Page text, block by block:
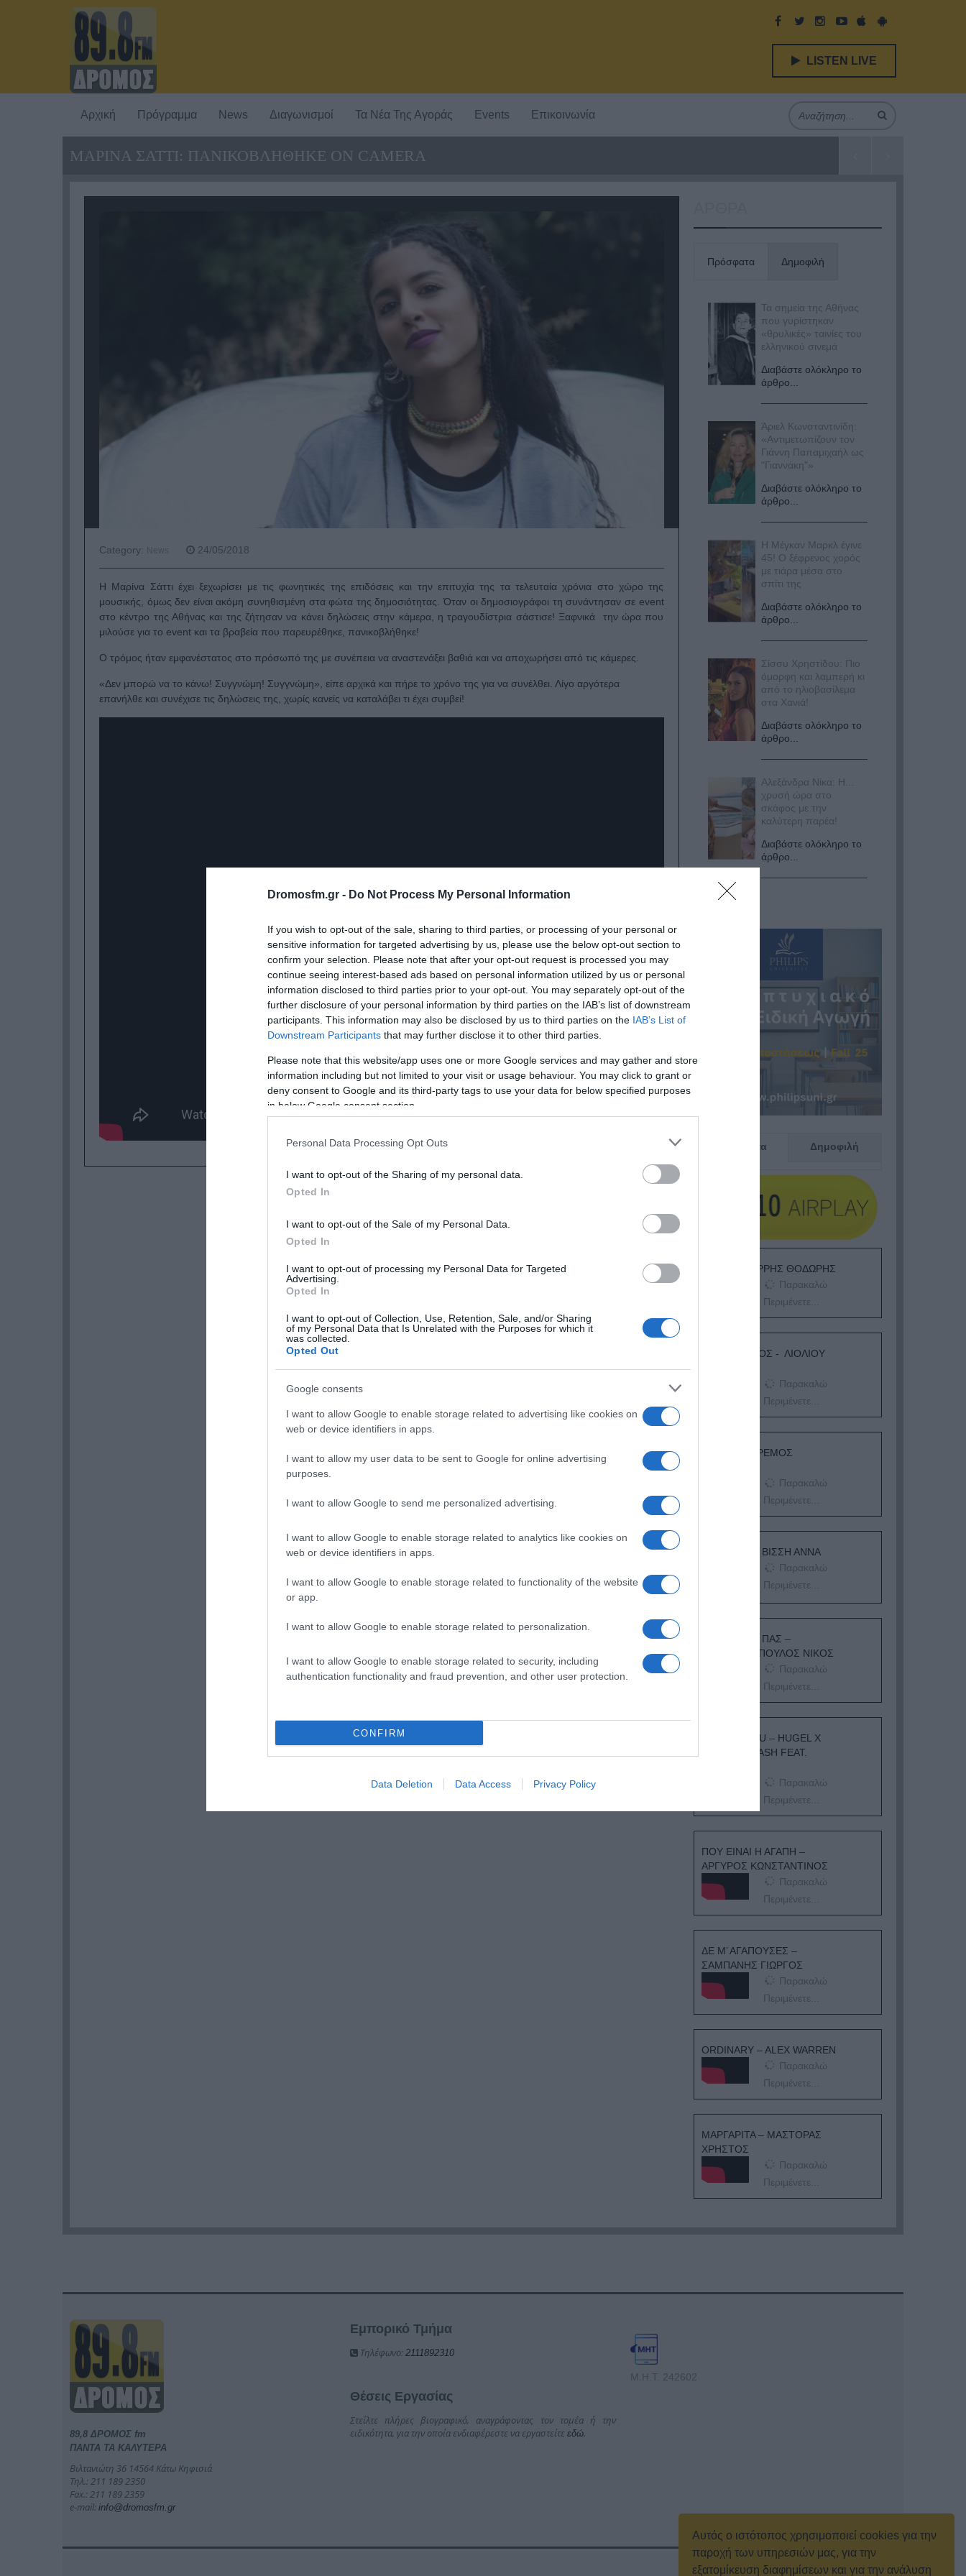
Αυτός ο ιστότοπος χρησιμοποιεί cookies για την
παροχή των υπηρεσιών μας, για την
εξατομίκευση διαφημίσεων και για την ανάλυση
Dromosfm.gr - Do Not Process My Personal Information
If you wish to opt-out of the sale, sharing to third parties, or processing of your personal or
sensitive information for targeted advertising by us, please use the below opt-out section to
confirm your selection. Please note that after your opt-out request is processed you may
continue seeing interest-based ads based on personal information utilized by us or personal
information disclosed to third parties prior to your opt-out. You may separately opt-out of the
further disclosure of your personal information by third parties on the IAB’s list of downstream
participants. This information may also be disclosed by us to third parties on the IAB’s List of
Downstream Participants that may further disclose it to other third parties.
Please note that this website/app uses one or more Google services and may gather and store
information including but not limited to your visit or usage behaviour. You may click to grant or
deny consent to Google and its third-party tags to use your data for below specified purposes
in below Google consent section.
Personal Data Processing Opt Outs
I want to opt-out of the Sharing of my personal data.
Opted In
I want to opt-out of the Sale of my Personal Data.
Opted In
I want to opt-out of processing my Personal Data for Targeted
Advertising.
Opted In
I want to opt-out of Collection, Use, Retention, Sale, and/or Sharing
of my Personal Data that Is Unrelated with the Purposes for which it
was collected.
Opted Out
Google consents
I want to allow Google to enable storage related to advertising like cookies on
web or device identifiers in apps.
I want to allow my user data to be sent to Google for online advertising
purposes.
I want to allow Google to send me personalized advertising.
I want to allow Google to enable storage related to analytics like cookies on
web or device identifiers in apps.
I want to allow Google to enable storage related to functionality of the website
or app.
I want to allow Google to enable storage related to personalization.
I want to allow Google to enable storage related to security, including
authentication functionality and fraud prevention, and other user protection.
CONFIRM
Data Deletion Data Access Privacy Policy
LISTEN LIVE
Αρχική Πρόγραμμα News Διαγωνισμοί Τα Νέα Της Αγοράς Events Επικοινωνία
ΜΑΡΙΝΑ ΣΑΤΤΙ: ΠΑΝΙΚΟΒΛΗΘΗΚΕ ON CAMERA
Category: News 24/05/2018
Η Μαρίνα Σάττι έχει ξεχωρίσει με τις φωνητικές της επιδόσεις και την επιτυχία της τα τελευταία χρόνια στο χώρο της
μουσικής, όμως δεν είναι ακόμη συνηθισμένη στα φώτα της δημοσιότητας. Όταν οι δημοσιογράφοι τη συνάντησαν σε event
στο κέντρο της Αθήνας και της ζήτησαν να κάνει δηλώσεις στην κάμερα, η τραγουδίστρια σάστισε! Ξαφνικά την ώρα που
μιλούσε για το event και τα βραβεία που παρευρέθηκε, πανικοβλήθηκε!
Ο τρόμος ήταν εμφανέστατος στο πρόσωπό της με συνέπεια να αναστενάξει βαθιά και να αποχωρήσει από τις κάμερες.
«Δεν μπορώ να το κάνω! Συγγνώμη! Συγγνώμη», είπε αρχικά και πήρε το χρόνο της για να συνέλθει. Λίγο αργότερα
επανήλθε και συνέχισε τις δηλώσεις της, χωρίς κανείς να καταλάβει τι έχει συμβεί!
Πρόσφατα Δημοφιλή
Τα σημεία της Αθήνας
που γυρίστηκαν
«θρυλικές» ταινίες του
ελληνικού σινεμά
Διαβάστε ολόκληρο το
άρθρο...
Άριελ Κωνσταντινίδη:
«Αντιμετωπίζουν τον
Γιάννη Παπαμιχαήλ ως
"Γιαννάκη"»
Διαβάστε ολόκληρο το
άρθρο...
Η Μέγκαν Μαρκλ έγινε
45! Ο ξέφρενος χορός
με τιάρα μέσα στο
σπίτι της
Διαβάστε ολόκληρο το
άρθρο...
Σίσσυ Χρηστίδου: Πιο
όμορφη και λαμπερή κι
από το ηλιοβασίλεμα
στα Χανιά!
Διαβάστε ολόκληρο το
άρθρο...
Αλεξάνδρα Νίκα: Η...
χρυσή ώρα στο
σκάφος με την
καλύτερη παρέα!
Διαβάστε ολόκληρο το
άρθρο...
Πρόσφατα Δημοφιλή
ΕΙΠΕΣ – ΦΕΡΡΗΣ ΘΟΔΩΡΗΣ
Παρακαλώ
Περιμένετε...
ΛΟΓΑΡΙΑΣΜΟΣ - ΛΙΟΛΙΟΥ
Παρακαλώ
Περιμένετε...
ΔΕΥΤΕΡΑ – ΡΕΜΟΣ
Παρακαλώ
Περιμένετε...
ΕΞΑΙΡΕΣΗ – ΒΙΣΣΗ ΑΝΝΑ
Παρακαλώ
Περιμένετε...
ΟΠΟΥ ΚΙ ΑΝ ΠΑΣ –
ΟΙΚΟΝΟΜΟΠΟΥΛΟΣ ΝΙΚΟΣ
Παρακαλώ
Περιμένετε...
I ADORE YOU – HUGEL X
TOPIC X ARASH FEAT.
Παρακαλώ
Περιμένετε...
ΠΟΥ ΕΙΝΑΙ Η ΑΓΑΠΗ –
ΑΡΓΥΡΟΣ ΚΩΝΣΤΑΝΤΙΝΟΣ
Παρακαλώ
Περιμένετε...
ΔΕ Μ’ ΑΓΑΠΟΥΣΕΣ –
ΣΑΜΠΑΝΗΣ ΓΙΩΡΓΟΣ
Παρακαλώ
Περιμένετε...
ORDINARY – ALEX WARREN
Παρακαλώ
Περιμένετε...
ΜΑΡΓΑΡΙΤΑ – ΜΑΣΤΟΡΑΣ
ΧΡΗΣΤΟΣ
Παρακαλώ
Περιμένετε...
89,8 ΔΡΟΜΟΣ fm
ΠΑΝΤΑ ΤΑ ΚΑΛΥΤΕΡΑ
Βιλτανιώτη 36 14564 Κάτω Κηφισιά
Τηλ.: 211 189 2350
Fax.: 211 189 2359
e-mail: info@dromosfm.gr
Εμπορικό Τμήμα
Τηλέφωνο: 2111892310
Θέσεις Εργασίας
Στείλτε πλήρες βιογραφικό, αναγράφοντας τον τομέα ή την
ειδικότητα, για την οποία ενδιαφέρεστε να εργαστείτε εδώ
Μ.Η.Τ. 242602